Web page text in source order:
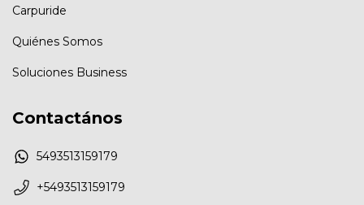
Carpuride
Quiénes Somos
Soluciones Business
Contactános
5493513159179
+5493513159179